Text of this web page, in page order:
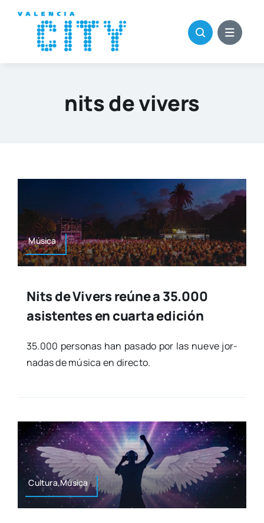
contenido
nits de vivers
Músi­ca
Nits de Vivers reúne a 35.000
asistentes en cuarta edición
35.000 per­so­nas han pasa­do por las nue­ve jor­
na­das de músi­ca en direc­to.
Cultura,Música